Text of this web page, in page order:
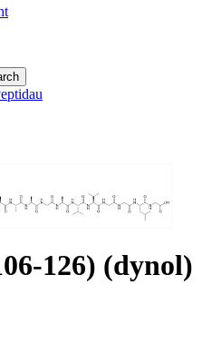
126) (dynol)